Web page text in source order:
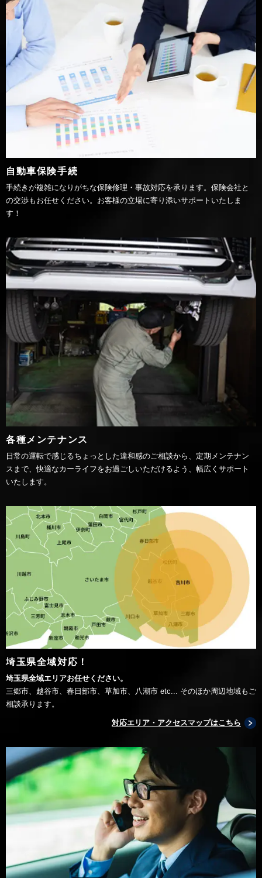
自動車保険手続
手続きが複雑になりがちな保険修理・事故対応を承ります。保険会社と
の交渉もお任せください。お客様の立場に寄り添いサポートいたしま
す！
各種メンテナンス
日常の運転で感じるちょっとした違和感のご相談から、定期メンテナン
スまで、快適なカーライフをお過ごしいただけるよう、幅広くサポート
いたします。
埼玉県全域対応！
埼玉県全域エリアお任せください。
三郷市、越谷市、春日部市、草加市、八潮市 etc... そのほか周辺地域もご
相談承ります。
対応エリア・アクセスマップはこちら